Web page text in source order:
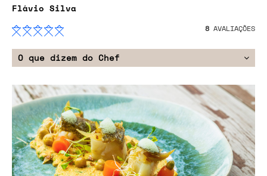
Flávio Silva
8 AVALIAÇÕES
O que dizem do Chef